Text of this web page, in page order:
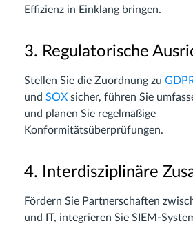
Effizienz in Einklang bringen.
3. Regulatorische
Stellen Sie die Zuordnung zu
und SOX sicher, führen Sie
und planen Sie regelmäßige
Konformitätsüberprüfungen.
4. Interdisziplinäre
Fördern Sie Partnerschaften
und IT, integrieren Sie SIEM-